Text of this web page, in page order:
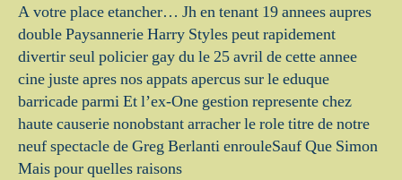
A votre place etancher… Jh en tenant 19 annees aupres
double Paysannerie Harry Styles peut rapidement
divertir seul policier gay du le 25 avril de cette annee
cine juste apres nos appats apercus sur le eduque
barricade parmi Et l’ex-One gestion represente chez
haute causerie nonobstant arracher le role titre de notre
neuf spectacle de Greg Berlanti enrouleSauf Que Simon
Mais pour quelles raisons